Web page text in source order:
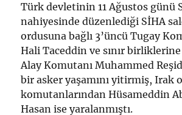
Türk devletinin 11 Ağustos günü
nahiyesinde düzenlediği SİHA
ordusuna bağlı 3’üncü Tugay
Hali Taceddin ve sınır birliklerine
Alay Komutanı Muhammed
bir asker yaşamını yitirmiş, Irak
komutanlarından Hüsameddin
Hasan ise yaralanmıştı.